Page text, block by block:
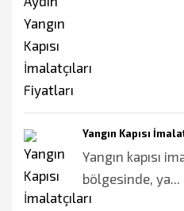
Yangın Kapısı
Yangın kapısı
bölgesinde, ya...